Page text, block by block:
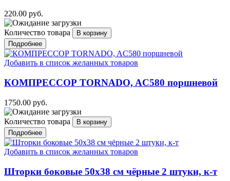
220.00 руб.
Количество товара
Подробнее
Добавить в список желанных товаров
КОМПРЕССОР TORNADO, AC580 поршневой
1750.00 руб.
Количество товара
Подробнее
Добавить в список желанных товаров
Шторки боковые 50х38 см чёрные 2 штуки, к-т